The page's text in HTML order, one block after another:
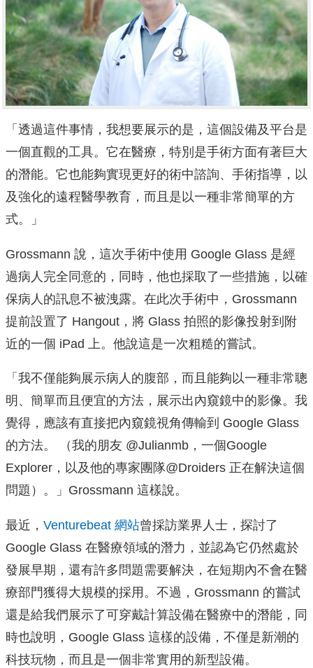
「透過這件事情，我想要展示的是，這個設備及平台是
一個直觀的工具。它在醫療，特別是手術方面有著巨大
的潛能。它也能夠實現更好的術中諮詢、手術指導，以
及強化的遠程醫學教育，而且是以一種非常簡單的方
式。」
Grossmann 說，這次手術中使用 Google Glass 是經
過病人完全同意的，同時，他也採取了一些措施，以確
保病人的訊息不被洩露。 在此次手術中，Grossmann
提前設置了 Hangout，將 Glass 拍照的影像投射到附
近的一個 iPad 上。 他說這是一次粗糙的嘗試。
「我不僅能夠展示病人的腹部，而且能夠以一種非常聰
明、簡單而且便宜的方法，展示出內窺鏡中的影像。我
覺得，應該有直接把內窺鏡視角傳輸到 Google Glass
的方法。 （我的朋友 @Julianmb，一個Google
Explorer，以及他的專家團隊@Droiders 正在解決這個
問題）。」Grossmann 這樣說。
最近， Venturebeat 網站曾採訪業界人士，探討了
Google Glass 在醫療領域的潛力，並認為它仍然處於
發展早期，還有許多問題需要解決，在短期內不會在醫
療部門獲得大規模的採用。 不過，Grossmann 的嘗試
還是給我們展示了可穿戴計算設備在醫療中的潛能，同
時也說明，Google Glass 這樣的設備，不僅是新潮的
科技玩物，而且是一個非常實用的新型設備。